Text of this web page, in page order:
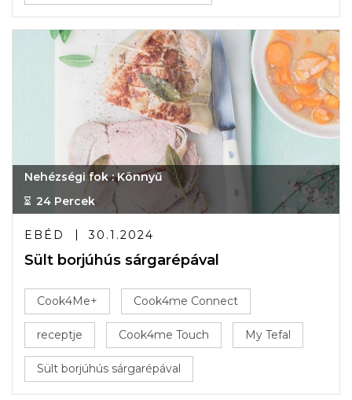
Nehézségi fok : Könnyű
24 Percek
EBÉD 30.1.2024
Sült borjúhús sárgarépával
Cook4Me+ Cook4me Connect
receptje Cook4me Touch My Tefal
Sült borjúhús sárgarépával